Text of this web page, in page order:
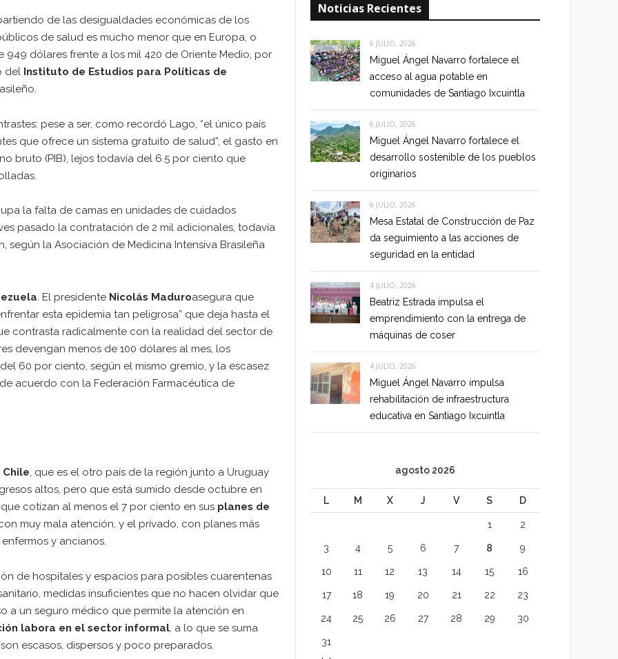
de las desigualdades económicas de los
de salud es mucho menor que en Europa, o
dólares frente a los mil 420 de Oriente Medio, por
del Instituto de Estudios para Políticas de
pese a ser, como recordó Lago, “el único país
que ofrece un sistema gratuito de salud”, el gasto en
bruto (PIB), lejos todavía del 6.5 por ciento que
la falta de camas en unidades de cuidados
pasado la contratación de 2 mil adicionales, todavía
según la Asociación de Medicina Intensiva Brasileña
. El presidente Nicolás Maduroasegura que
esta epidemia tan peligrosa” que deja hasta el
contrasta radicalmente con la realidad del sector de
devengan menos de 100 dólares al mes, los
60 por ciento, según el mismo gremio, y la escasez
acuerdo con la Federación Farmacéutica de
Chile, que es el otro país de la región junto a Uruguay
altos, pero que está sumido desde octubre en
cotizan al menos el 7 por ciento en sus planes de
muy mala atención, y el privado, con planes más
y ancianos.
de hospitales y espacios para posibles cuarentenas
medidas insuficientes que no hacen olvidar que
a un seguro médico que permite la atención en
labora en el sector informal, a lo que se suma
escasos, dispersos y poco preparados.
Noticias Recientes
6 JULIO, 2026
Miguel Ángel Navarro fortalece el
acceso al agua potable en
comunidades de Santiago Ixcuintla
6 JULIO, 2026
Miguel Ángel Navarro fortalece el
desarrollo sostenible de los pueblos
originarios
6 JULIO, 2026
Mesa Estatal de Construcción de Paz
da seguimiento a las acciones de
seguridad en la entidad
4 JULIO, 2026
Beatriz Estrada impulsa el
emprendimiento con la entrega de
máquinas de coser
4 JULIO, 2026
Miguel Ángel Navarro impulsa
rehabilitación de infraestructura
educativa en Santiago Ixcuintla
agosto 2026
L M X J V S D
1 2
3 4 5 6 7 8 9
10 11 12 13 14 15 16
17 18 19 20 21 22 23
24 25 26 27 28 29 30
31